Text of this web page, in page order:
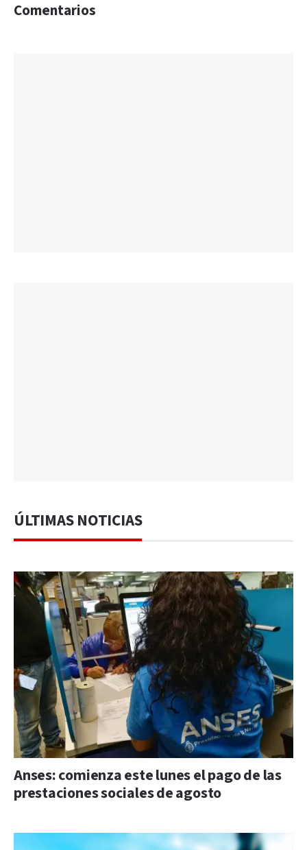
Comentarios
ÚLTIMAS NOTICIAS
Anses: comienza este lunes el pago de las
prestaciones sociales de agosto